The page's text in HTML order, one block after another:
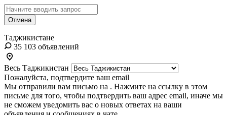
Отмена
Таджикистане
35 103 объявлений
Весь Таджикистан
Пожалуйста, подтвердите ваш email
Мы отправили вам письмо на . Нажмите на ссылку в этом
письме для того, чтобы подтвердить ваш адрес email, иначе мы
не сможем уведомить вас о новых ответах на ваши